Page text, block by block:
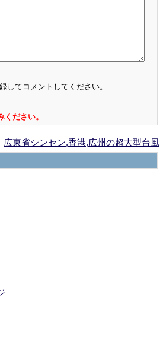
してコメントしてください。
ださい。
広東省シンセン,香港,広州の超大型台風